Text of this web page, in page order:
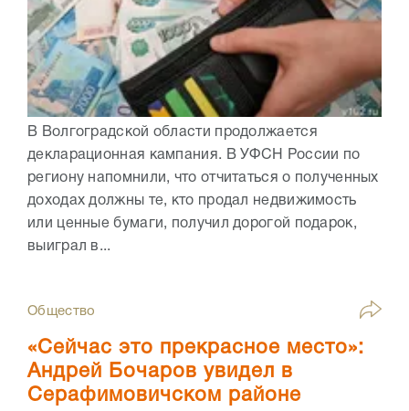
В Волгоградской области продолжается
декларационная кампания. В УФСН России по
региону напомнили, что отчитаться о полученных
доходах должны те, кто продал недвижимость
или ценные бумаги, получил дорогой подарок,
выиграл в...
Общество
«Сейчас это прекрасное место»:
Андрей Бочаров увидел в
Серафимовичском районе